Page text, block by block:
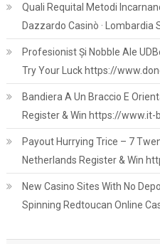
Quali Requital Metodi
Dazzardo Casinò · Lombardia
Profesionist Și Nobble Ale
Try Your Luck https://
Bandiera A Un Braccio E
Register & Win https://
Payout Hurrying Trice – 7
Netherlands Register & Win
New Casino Sites With No
Spinning Redtoucan Online